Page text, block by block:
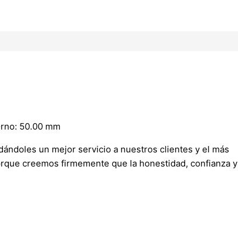
50.00 mm
un mejor servicio a nuestros clientes y el más
creemos firmemente que la honestidad, confianza y